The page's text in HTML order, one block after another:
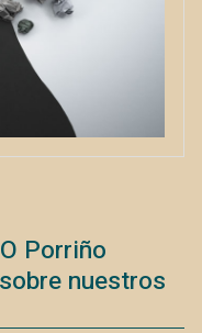
Porriño
nuestros